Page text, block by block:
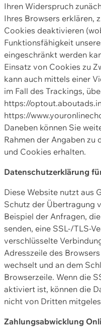
Ihren Widerspruch
Ihres Browsers erklären,
Cookies deaktivieren
Funktionsfähigkeit
eingeschränkt werden
Einsatz von Cookies zu
kann auch mittels einer
im Fall des Trackings,
https://
https://
Daneben können Sie
Rahmen der Angaben zu
und Cookies erhalten.
Datenschutzerklärung
Diese Website nutzt aus
Schutz der Übertragung
Beispiel der Anfragen,
senden, eine SSL-/TLS-
verschlüsselte
Adresszeile des
wechselt und an dem
Browserzeile. Wenn die
aktiviert ist, können die
nicht von Dritten
Zahlungsabwicklung